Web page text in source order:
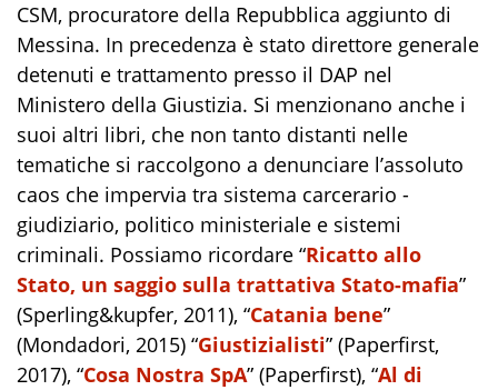
CSM, procuratore della Repubblica aggiunto di
Messina. In precedenza è stato direttore generale
detenuti e trattamento presso il DAP nel
Ministero della Giustizia. Si menzionano anche i
suoi altri libri, che non tanto distanti nelle
tematiche si raccolgono a denunciare l’assoluto
caos che impervia tra sistema carcerario -
giudiziario, politico ministeriale e sistemi
criminali. Possiamo ricordare “Ricatto allo
Stato, un saggio sulla trattativa Stato-mafia”
(Sperling&kupfer, 2011), “Catania bene”
(Mondadori, 2015) “Giustizialisti” (Paperfirst,
2017), “Cosa Nostra SpA” (Paperfirst), “Al di